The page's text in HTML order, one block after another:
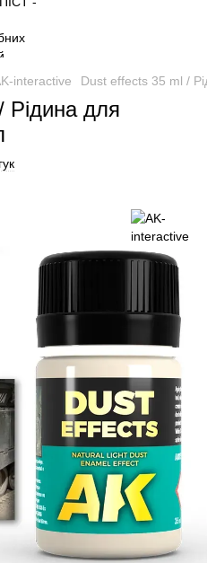
interactive Dust effects 35 ml /
Рідина для